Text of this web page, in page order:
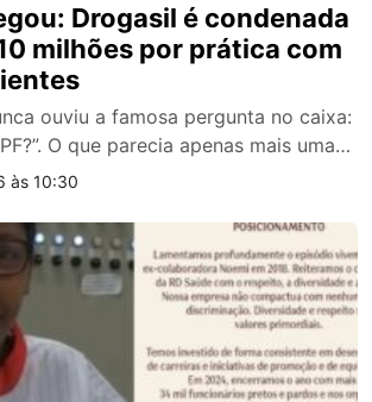
Drogasil é condenada
milhões por prática com
ouviu a famosa pergunta no caixa:
O que parecia apenas mais uma…
às 10:30